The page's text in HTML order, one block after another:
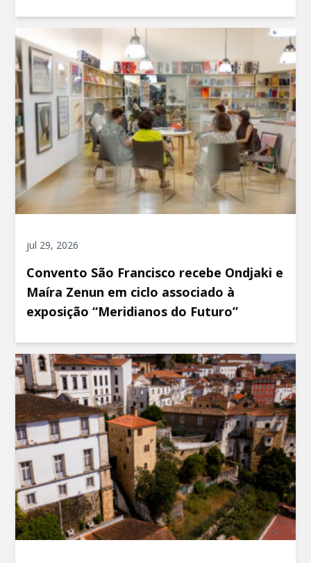
jul 29, 2026
Convento São Francisco recebe Ondjaki e
Maíra Zenun em ciclo associado à
exposição “Meridianos do Futuro”